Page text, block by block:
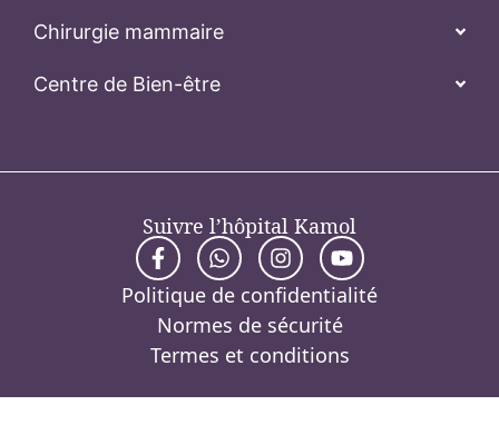
Chirurgie mammaire
Centre de Bien-être
Suivre l’hôpital Kamol
Politique de confidentialité
Normes de sécurité
Termes et conditions